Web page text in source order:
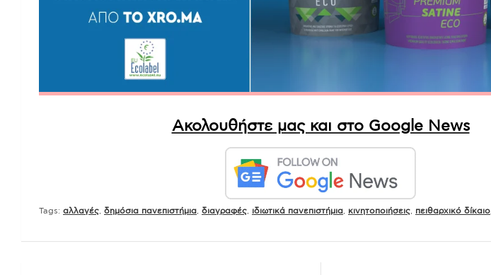
Ακολουθήστε μας και στο Google News
Tags: αλλαγές δημόσια πανεπιστήμια διαγραφές ιδιωτικά πανεπιστήμια κινητοποιήσεις πειθαρχικό δίκαιο